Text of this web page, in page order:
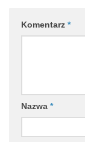
Komentarz *
Nazwa *